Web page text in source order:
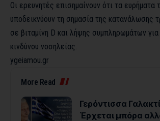
Οι ερευνητές επισημαίνουν ότι τα ευρήματα
υποδεικνύουν τη σημασία της κατανάλωσης
σε βιταμίνη D και λήψης συμπληρωμάτων
κινδύνου νοσηλείας.
ygeiamou.gr
More Read
Γερόντισσα
Έρχεται μπόρα